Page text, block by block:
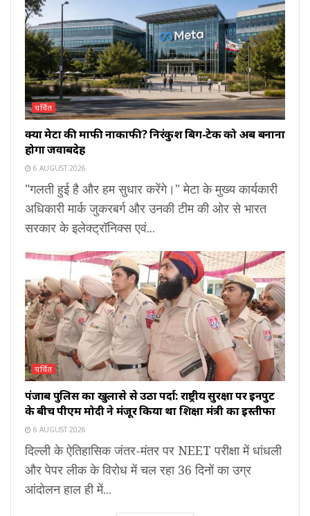
चर्चित
क्या मेटा की माफी नाकाफी? निरंकुश बिग-टेक को अब बनाना
होगा जवाबदेह
6 AUGUST 2026
"गलती हुई है और हम सुधार करेंगे।" मेटा के मुख्य कार्यकारी
अधिकारी मार्क जुकरबर्ग और उनकी टीम की ओर से भारत
सरकार के इलेक्ट्रॉनिक्स एवं...
चर्चित
पंजाब पुलिस का खुलासे से उठा पर्दा: राष्ट्रीय सुरक्षा पर इनपुट
के बीच पीएम मोदी ने मंजूर किया था शिक्षा मंत्री का इस्तीफा
6 AUGUST 2026
दिल्ली के ऐतिहासिक जंतर-मंतर पर NEET परीक्षा में धांधली
और पेपर लीक के विरोध में चल रहा 36 दिनों का उग्र
आंदोलन हाल ही में...